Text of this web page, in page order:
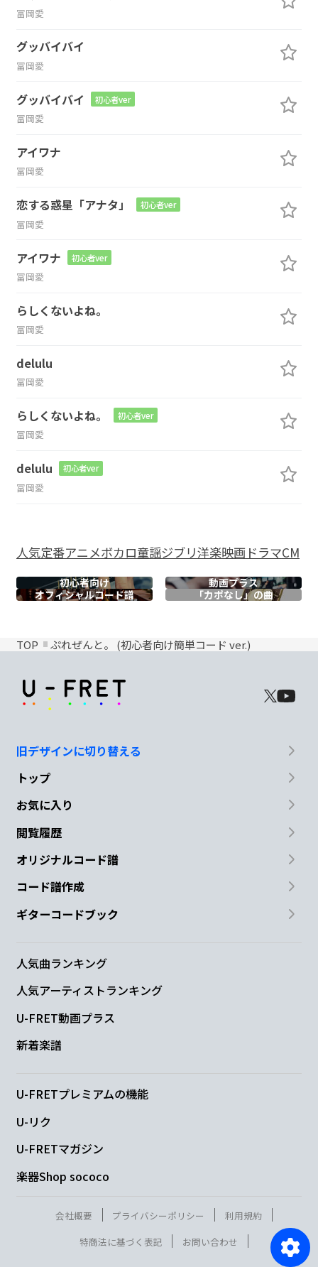
冨岡愛
グッバイバイ
冨岡愛
グッバイバイ 初心者ver
冨岡愛
アイワナ
冨岡愛
恋する惑星「アナタ」 初心者ver
冨岡愛
アイワナ 初心者ver
冨岡愛
らしくないよね。
冨岡愛
delulu
冨岡愛
らしくないよね。 初心者ver
冨岡愛
delulu 初心者ver
冨岡愛
人気定番アニメボカロ童謡ジブリ洋楽映画ドラマCM
初心者向け
動画プラス
オフィシャルコード譜 「カポなし」の曲
TOP ぷれぜんと。 (初心者向け簡単コード ver.)
旧デザインに切り替える
トップ
お気に入り
閲覧履歴
オリジナルコード譜
コード譜作成
ギターコードブック
人気曲ランキング
人気アーティストランキング
U-FRET動画プラス
新着楽譜
U-FRETプレミアムの機能
U-リク
U-FRETマガジン
楽器Shop sococo
会社概要 プライバシーポリシー
利用規約
特商法に基づく表記
お問い合わせ